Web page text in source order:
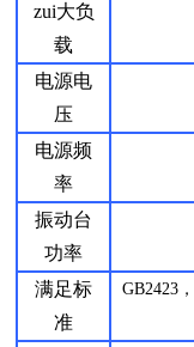
zui大负
载
电源电
压
电源频
率
振动台
功率
满足标
准
GB2423，